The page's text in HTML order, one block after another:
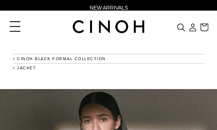
NEW ARRIVALS
新規会員登録500ポイントプレゼント
夏季休業に伴う一部業務休業のお知らせ
ニュースレター登録で¥1,000クーポン進呈
toggle
navigation
CINOH BLACK FORMAL COLLECTION
JACKET